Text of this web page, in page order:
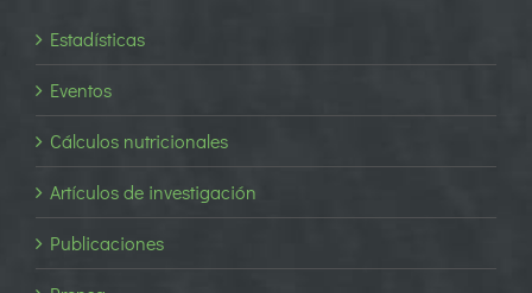
Estadísticas
Eventos
Cálculos nutricionales
Artículos de investigación
Publicaciones